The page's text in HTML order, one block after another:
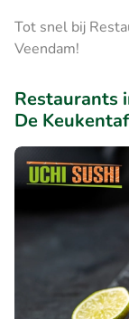
Tot snel bij
Veendam!
Restaurants
De